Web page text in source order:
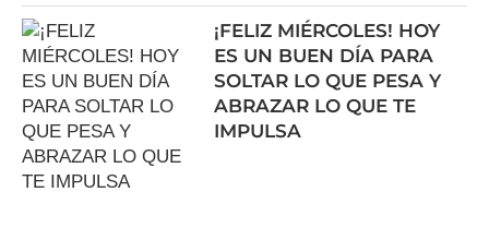
¡FELIZ MIÉRCOLES! HOY
ES UN BUEN DÍA PARA
SOLTAR LO QUE PESA Y
ABRAZAR LO QUE TE
IMPULSA